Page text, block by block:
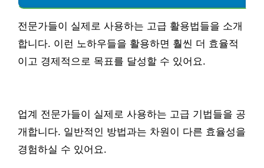
전문가들이 실제로 사용하는 고급 활용법들을 소개
합니다. 이런 노하우들을 활용하면 훨씬 더 효율적
이고 경제적으로 목표를 달성할 수 있어요.
업계 전문가들이 실제로 사용하는 고급 기법들을 공
개합니다. 일반적인 방법과는 차원이 다른 효율성을
경험하실 수 있어요.